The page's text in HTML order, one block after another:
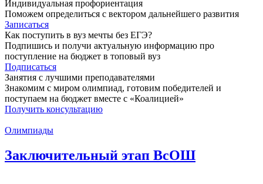
Индивидуальная профориентация
Поможем определиться с вектором дальнейшего развития
Записаться
Как поступить в вуз мечты без ЕГЭ?
Подпишись и получи актуальную информацию про
поступление на бюджет в топовый вуз
Подписаться
Занятия с лучшими преподавателями
Знакомим с миром олимпиад, готовим победителей и
поступаем на бюджет вместе с «Коалицией»
Получить консультацию
Олимпиады
Заключительный этап ВсОШ